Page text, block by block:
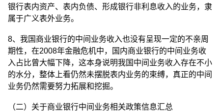
银行表内资产、表内负债、形成银行非利息收入的业务，隶
属于广义表外业务。
8、我国商业银行的中间业务收入也没有呈现一定的不亲周
期性，在2008年金融危机中，国内商业银行的中间业务收
入占比曾大幅下降，这本身说明我国中间业务收入存在不小
的水分，整体上看仍然未摆脱表内业务的束缚，真正的中间
业务仍然需要努力拓展和挖掘。
（二）关于商业银行中间业务相关政策信息汇总